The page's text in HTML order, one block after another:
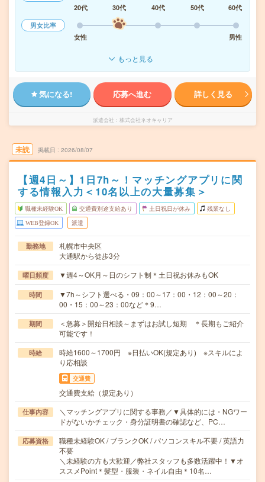
20代 30代 40代 50代
60代
男女比率
女性
男性
もっと見る
気になる! 応募へ進む 詳しく見る
派遣会社 株式会社ネオキャリア
未読 掲載日 2026/08/07
【週4日～】1日7h～！マッチングアプリに関
する情報入力＜10名以上の大量募集＞
職種未経験OK 交通費別途支給あり 土日祝日が休み 残業なし
WEB登録OK 派遣
勤務地
札幌市中央区
大通駅から徒歩3分
曜日頻度 ▼週4～OK月～日のシフト制＊土日祝お休みもOK
時間
▼7h～シフト選べる・09：00～17：00・12：00～20：
00・15：00～23：00など＊9…
期間
＜急募＞開始日相談～まずはお試し短期 ＊長期もご紹介
可能です！
時給
時給1600～1700円 ※日払いOK(規定あり) ※スキルによ
り応相談
交通費
交通費支給（規定あり）
仕事内容
＼マッチングアプリに関する事務／▼具体的には・NGワー
ドがないかチェック・身分証明書の確認など、PC…
応募資格
職種未経験OK / ブランクOK / パソコンスキル不要 / 英語力
不要
＼未経験の方も大歓迎／弊社スタッフも多数活躍中！▼オ
ススメPoint＊髪型・服装・ネイル自由＊10名…